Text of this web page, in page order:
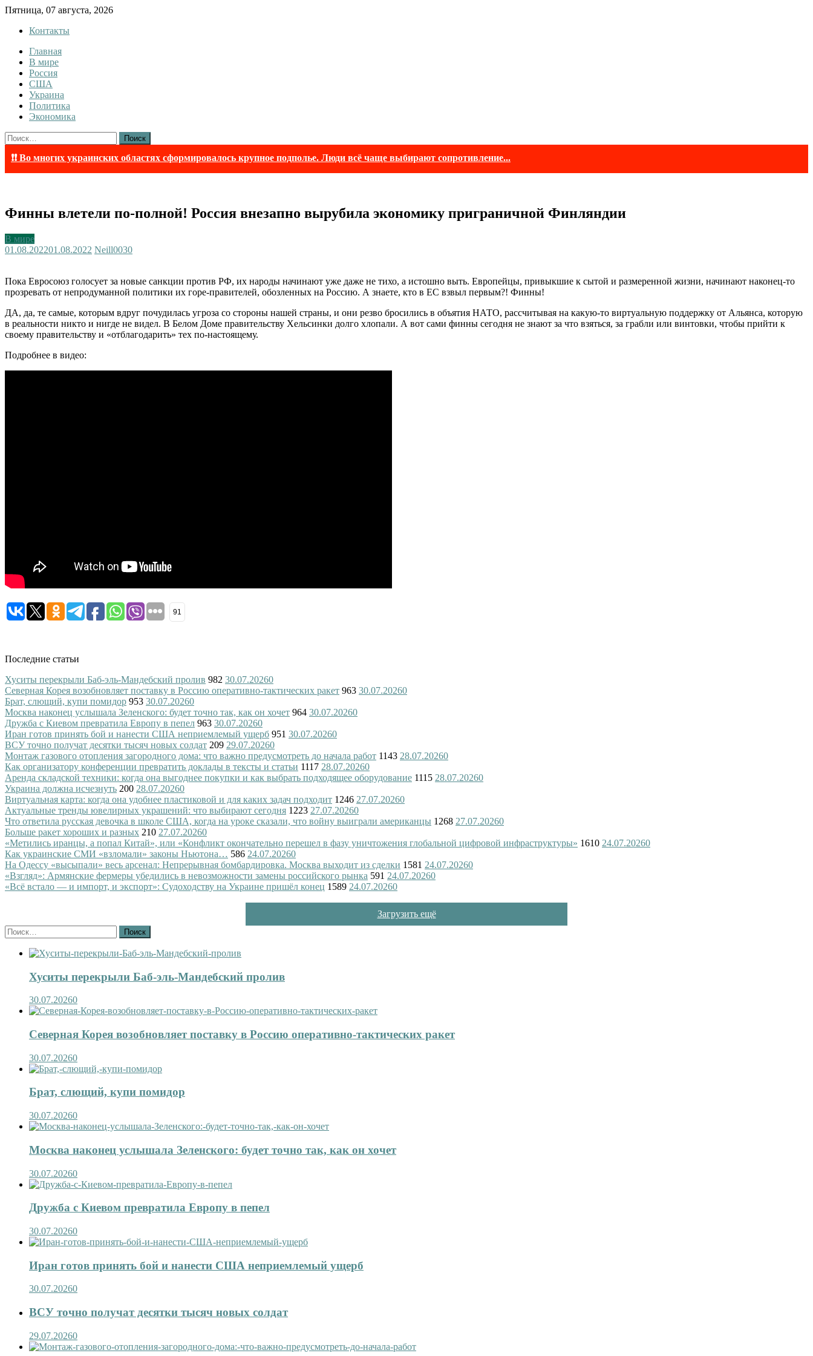
Skip
content
Пятница, 07 августа, 2026
Контакты
Tewi
Tewi — Новости
Главная
В мире
Россия
США
Украина
Политика
Экономика
Найти:
❗❗ Во многих украинских областях сформировалось крупное подполье. Люди всё чаще выбирают сопротивление...
Финны влетели по-полной! Россия внезапно вырубила экономику приграничной Финляндии
В мире
01.08.202201.08.2022 Neill0030
Пока Евросоюз голосует за новые санкции против РФ, их народы начинают уже даже не тихо, а истошно выть. Европейцы, привыкшие к сытой и размеренной жизни, начинают наконец-то
прозревать от непродуманной политики их горе-правителей, обозленных на Россию. А знаете, кто в ЕС взвыл первым?! Финны!
ДА, да, те самые, которым вдруг почудилась угроза со стороны нашей страны, и они резво бросились в объятия НАТО, рассчитывая на какую-то виртуальную поддержку от Альянса, которую
в реальности никто и нигде не видел. В Белом Доме правительству Хельсинки долго хлопали. А вот сами финны сегодня не знают за что взяться, за грабли или винтовки, чтобы прийти к
своему правительству и «отблагодарить» тех по-настоящему.
Подробнее в видео:
91
Последние статьи
Хуситы перекрыли Баб-эль-Мандебский пролив 982 30.07.20260
Северная Корея возобновляет поставку в Россию оперативно-тактических ракет 963 30.07.20260
Брат, слющий, купи помидор 953 30.07.20260
Москва наконец услышала Зеленского: будет точно так, как он хочет 964 30.07.20260
Дружба с Киевом превратила Европу в пепел 963 30.07.20260
Иран готов принять бой и нанести США неприемлемый ущерб 951 30.07.20260
ВСУ точно получат десятки тысяч новых солдат 209 29.07.20260
Монтаж газового отопления загородного дома: что важно предусмотреть до начала работ 1143 28.07.20260
Как организатору конференции превратить доклады в тексты и статьи 1117 28.07.20260
Аренда складской техники: когда она выгоднее покупки и как выбрать подходящее оборудование 1115 28.07.20260
Украина должна исчезнуть 200 28.07.20260
Виртуальная карта: когда она удобнее пластиковой и для каких задач подходит 1246 27.07.20260
Актуальные тренды ювелирных украшений: что выбирают сегодня 1223 27.07.20260
Что ответила русская девочка в школе США, когда на уроке сказали, что войну выиграли американцы 1268 27.07.20260
Больше ракет хороших и разных 210 27.07.20260
«Метились иранцы, а попал Китай», или «Конфликт окончательно перешел в фазу уничтожения глобальной цифровой инфраструктуры» 1610 24.07.20260
Как украинские СМИ «взломали» законы Ньютона… 586 24.07.20260
На Одессу «высыпали» весь арсенал: Непрерывная бомбардировка. Москва выходит из сделки 1581 24.07.20260
«Взгляд»: Армянские фермеры убедились в невозможности замены российского рынка 591 24.07.20260
«Всё встало — и импорт, и экспорт»: Судоходству на Украине пришёл конец 1589 24.07.20260
Загрузить ещё
Найти:
Хуситы перекрыли Баб-эль-Мандебский пролив
30.07.20260
Северная Корея возобновляет поставку в Россию оперативно-тактических ракет
30.07.20260
Брат, слющий, купи помидор
30.07.20260
Москва наконец услышала Зеленского: будет точно так, как он хочет
30.07.20260
Дружба с Киевом превратила Европу в пепел
30.07.20260
Иран готов принять бой и нанести США неприемлемый ущерб
30.07.20260
ВСУ точно получат десятки тысяч новых солдат
29.07.20260